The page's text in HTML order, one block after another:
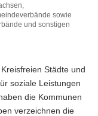
sowie
und sonstigen
Städte und
soziale Leistungen
die Kommunen
verzeichnen die